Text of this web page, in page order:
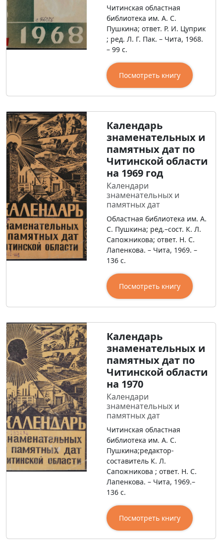
Читинская областная
библиотека им. А. С.
Пушкина; ответ. Р. И. Цуприк
; ред. Л. Г. Пак. – Чита, 1968.
– 99 с.
Посмотреть книгу
Календарь
знаменательных и
памятных дат по
Читинской области
на 1969 год
Календари
знаменательных и
памятных дат
Областная библиотека им. А.
С. Пушкина; ред.–сост. К. Л.
Сапожникова; ответ. Н. С.
Лапенкова. – Чита, 1969. –
136 с.
Посмотреть книгу
Календарь
знаменательных и
памятных дат по
Читинской области
на 1970
Календари
знаменательных и
памятных дат
Читинская областная
библиотека им. А. С.
Пушкина;редактор-
составитель К. Л.
Сапожникова ; ответ. Н. С.
Лапенкова. – Чита, 1969.–
136 с.
Посмотреть книгу